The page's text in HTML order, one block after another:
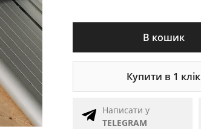
В кошик
Купити в 1 клік
Написати у
TELEGRAM